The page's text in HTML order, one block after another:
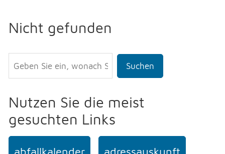
Nicht gefunden
Suchen
Nutzen Sie die meist
gesuchten Links